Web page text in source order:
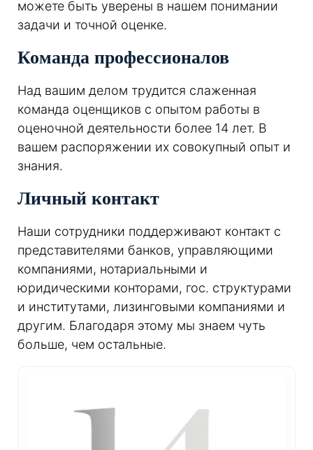
можете быть уверены в нашем понимании
задачи и точной оценке.
Команда профессионалов
Над вашим делом трудится слаженная
команда оценщиков с опытом работы в
оценочной деятельности более 14 лет. В
вашем распоряжении их совокупный опыт и
знания.
Личный контакт
Наши сотрудники поддерживают контакт с
представителями банков, управляющими
компаниями, нотариальными и
юридическими конторами, гос. структурами
и институтами, лизинговыми компаниями и
другим. Благодаря этому мы знаем чуть
больше, чем остальные.